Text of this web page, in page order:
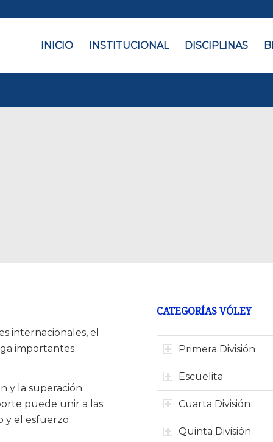
INICIO INSTITUCIONAL DISCIPLINAS
internacionales, el
importantes
y la superación
puede unir a las
y el esfuerzo
CATEGORÍAS VÓLEY
Primera División
Escuelita
Cuarta División
Quinta División